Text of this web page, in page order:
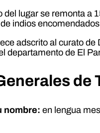
del lugar se remonta a
indios
adscrito al curato
departamento de El
de
nombre: en lengua